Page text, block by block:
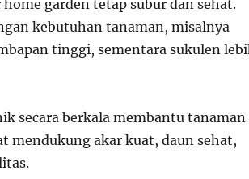
garden tetap subur dan sehat.
kebutuhan tanaman, misalnya
tinggi, sementara sukulen
secara berkala membantu tanaman
mendukung akar kuat, daun sehat,